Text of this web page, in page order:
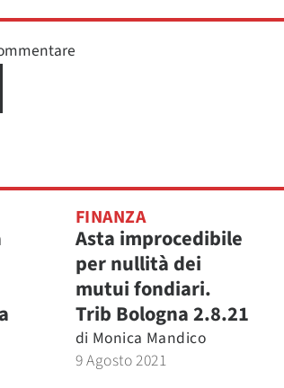
FINANZA
Asta improcedibile
per nullità dei
mutui fondiari.
Trib Bologna 2.8.21
di Monica Mandico
9 Agosto 2021